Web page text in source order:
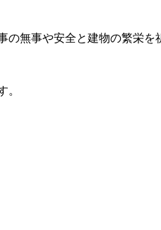
無事や安全と建物の繁栄を
。